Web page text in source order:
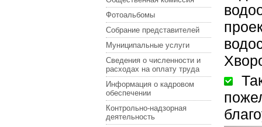
Фотоальбомы
Собрание представителей
Муниципальные услуги
Сведения о численности и
расходах на оплату труда
Информация о кадровом
обеспечении
Контрольно-надзорная
деятельность